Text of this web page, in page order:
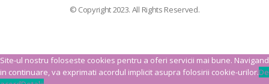
© Copyright 2023. All Rights Reserved.
Site-ul nostru foloseste cookies pentru a oferi servicii mai bune. Navigand
in continuare, va exprimati acordul implicit asupra folosirii cookie-urilor.De